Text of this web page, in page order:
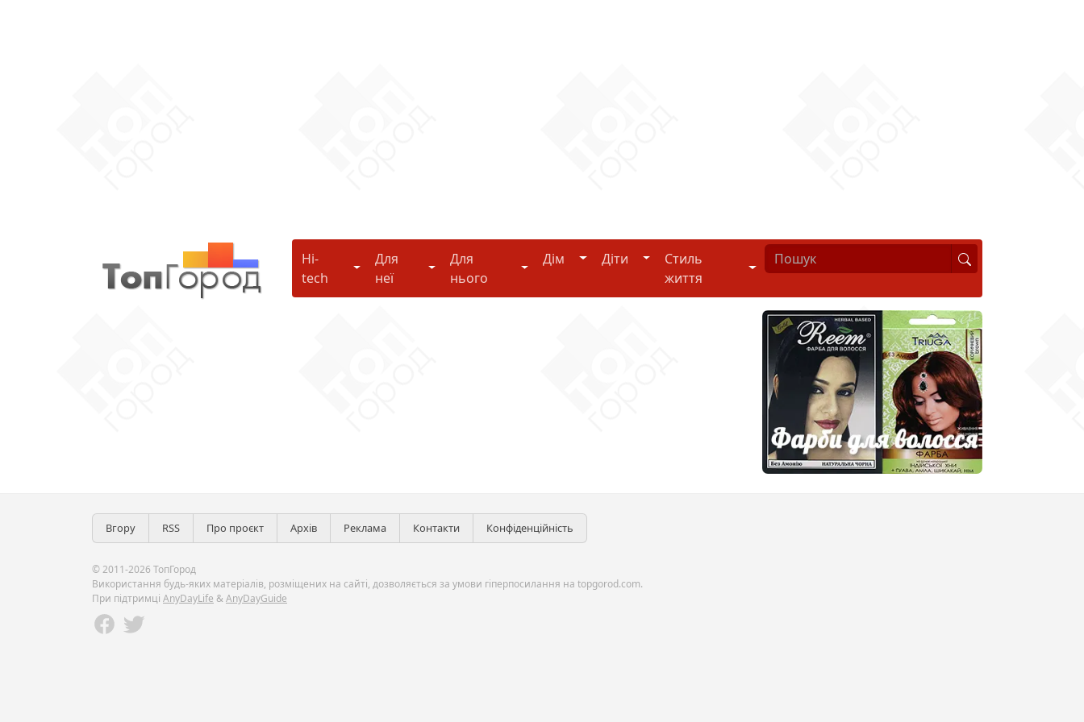
Hi-
tech
Hi-tech
Для
неї
Для неї
Для
нього
Для нього
Дім Дім Діти ДітиСтиль
життя
Стиль життя
Вгору RSS Про проєкт Архів Реклама Контакти Конфіденційність
© 2011-2026 ТопГород
Використання будь-яких матеріалів, розміщених на сайті, дозволяється за умови гіперпосилання на topgorod.com.
При підтримці AnyDayLife &AnyDayGuide